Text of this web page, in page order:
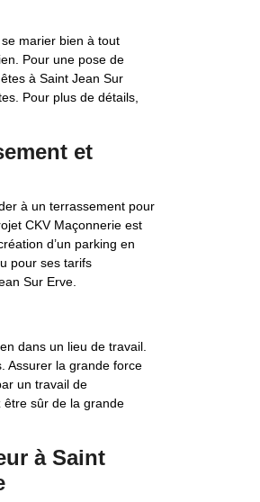
marier bien à tout
Pour une pose de
à Saint Jean Sur
Pour plus de détails,
et
à un terrassement pour
CKV Maçonnerie est
d’un parking en
pour ses tarifs
Sur Erve.
dans un lieu de travail.
Assurer la grande force
un travail de
sûr de la grande
à Saint